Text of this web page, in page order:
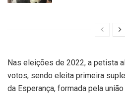
Nas eleições de 2022, a petista
votos, sendo eleita primeira
da Esperança, formada pela união